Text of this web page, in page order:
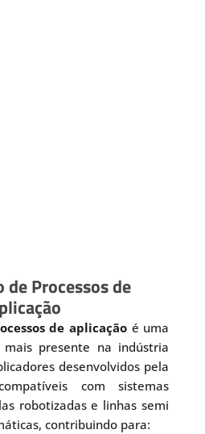
de Processos de
de aplicaçãoé uma
presente na indústria
desenvolvidos pela
com sistemas
robotizadas e linhas semi
contribuindo para: